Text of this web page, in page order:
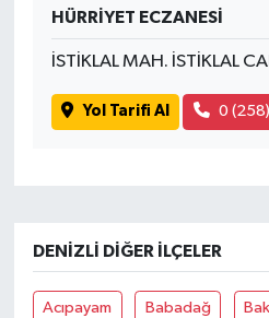
HÜRRİYET ECZANESİ
İSTİKLAL MAH. İSTİKLAL
Yol Tarifi Al 0
DENIZLI DIĞER İLÇELER
Acıpayam Babadağ